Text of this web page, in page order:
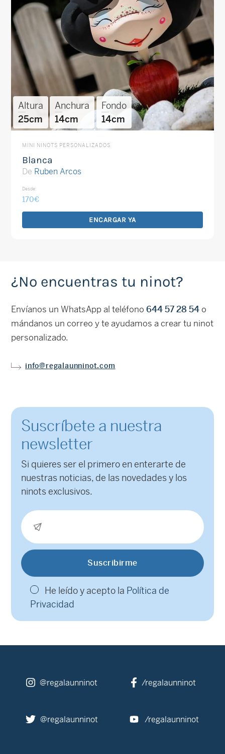
Altura
25cm
Anchura
14cm
Fondo
14cm
MINI NINOTS PERSONALIZADOS
Blanca
De Ruben Arcos
Desde:
170€
ENCARGAR YA
¿No encuentras tu ninot?
Envíanos un WhatsApp al teléfono 644 57 28 54o
mándanos un correo y te ayudamos a crear tu ninot
personalizado.
info@regalaunninot.com
Suscríbete a nuestra
newsletter
Si quieres ser el primero en enterarte de
nuestras noticias, de las novedades y los
ninots exclusivos.
He leído y acepto la Política de
Privacidad
@regalaunninot /regalaunninot
@regalaunninot /regalaunninot